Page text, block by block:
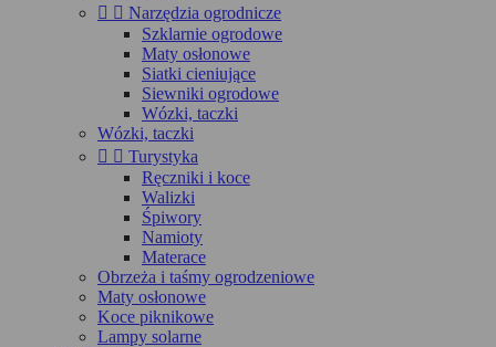
  Narzędzia ogrodnicze
Szklarnie ogrodowe
Maty osłonowe
Siatki cieniujące
Siewniki ogrodowe
Wózki, taczki
Wózki, taczki
  Turystyka
Ręczniki i koce
Walizki
Śpiwory
Namioty
Materace
Obrzeża i taśmy ogrodzeniowe
Maty osłonowe
Koce piknikowe
Lampy solarne